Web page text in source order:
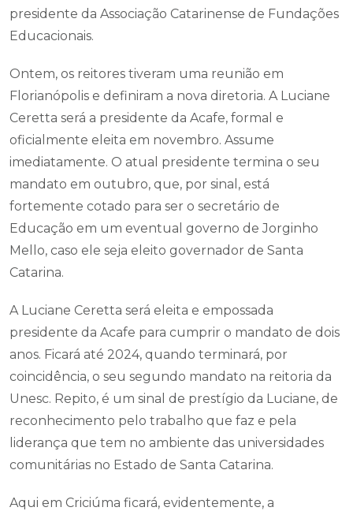
presidente da Associação Catarinense de Fundações
Educacionais.
Ontem, os reitores tiveram uma reunião em
Florianópolis e definiram a nova diretoria. A Luciane
Ceretta será a presidente da Acafe, formal e
oficialmente eleita em novembro. Assume
imediatamente. O atual presidente termina o seu
mandato em outubro, que, por sinal, está
fortemente cotado para ser o secretário de
Educação em um eventual governo de Jorginho
Mello, caso ele seja eleito governador de Santa
Catarina.
A Luciane Ceretta será eleita e empossada
presidente da Acafe para cumprir o mandato de dois
anos. Ficará até 2024, quando terminará, por
coincidência, o seu segundo mandato na reitoria da
Unesc. Repito, é um sinal de prestígio da Luciane, de
reconhecimento pelo trabalho que faz e pela
liderança que tem no ambiente das universidades
comunitárias no Estado de Santa Catarina.
Aqui em Criciúma ficará, evidentemente, a